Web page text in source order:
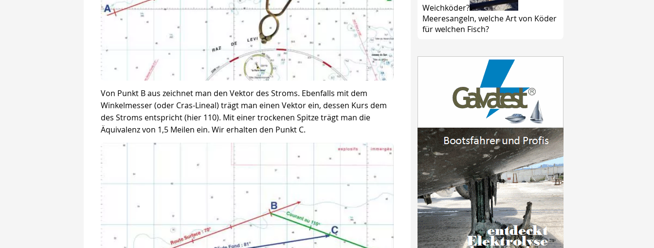
Von Punkt B aus zeichnet man den Vektor des Stroms. Ebenfalls mit dem
Winkelmesser (oder Cras-Lineal) trägt man einen Vektor ein, dessen Kurs dem
des Stroms entspricht (hier 110). Mit einer trockenen Spitze trägt man die
Äquivalenz von 1,5 Meilen ein. Wir erhalten den Punkt C.
Weichköder?
Meeresangeln, welche Art von Köder
für welchen Fisch?